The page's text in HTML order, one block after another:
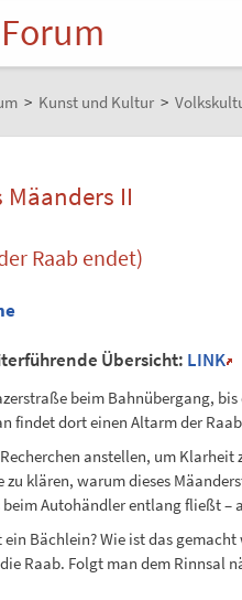
> Kunst und Kultur >
Mäanders II
Raab endet)
Übersicht: LINK
beim Bahnübergang,
findet dort einen Altarm der
anstellen, um
zu klären, warum dieses
beim Autohändler entlang fließt –
Bächlein? Wie ist das
Raab. Folgt man dem Rinnsal